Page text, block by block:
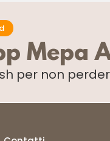
Mepa
per non